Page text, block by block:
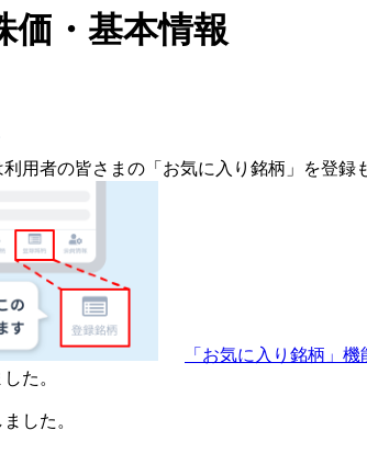
価・基本情報
利用者の皆さまの 「お気に入り銘柄」を登録
「お気に入り銘柄」
た。
した。